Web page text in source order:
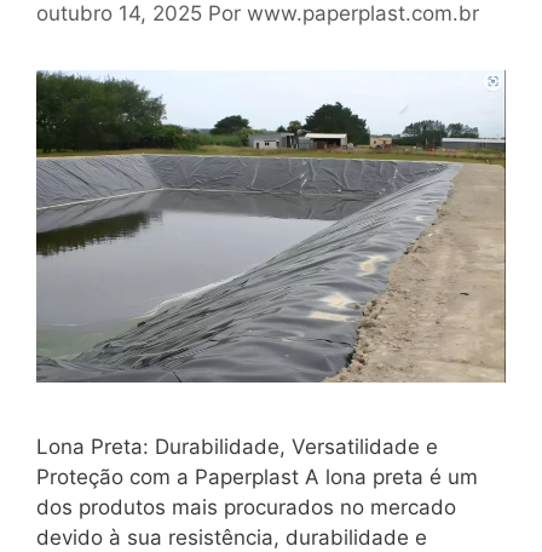
outubro 14, 2025 Por www.paperplast.com.br
Lona Preta: Durabilidade, Versatilidade e
Proteção com a Paperplast A lona preta é um
dos produtos mais procurados no mercado
devido à sua resistência, durabilidade e